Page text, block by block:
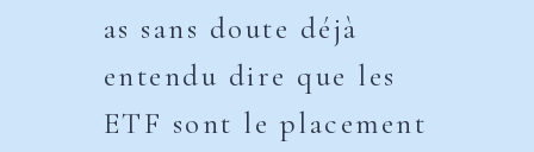
as sans doute déjà
entendu dire que les
ETF sont le placement